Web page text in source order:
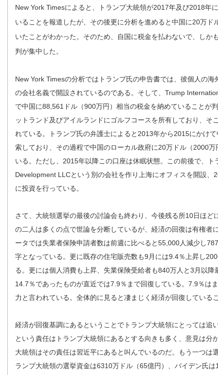
New York Timesによると、トランプ大統領が2017年及び2018年
いることを報道したが、その後更に分析を進めると中国に20万ド
いたことがわかった。そのため、自国に税金を払わないで、しか
判が集中した。
New York Timesの分析ではトランプ氏の申告書では、彼個人の
の会社名義で開設されているのである。そして、Trump
で中国に88,561ドル（900万円）相当の税金を納めていることが
ットランド及びアイルランドにゴルフコースを所有しており、そ
れている。トランプ氏の弁護士によると2013年から2015にかけ
索しており、その過程で中国のローカル政府に20万ドル（2000
いる。ただし、2015年以降この口座は休眠状態。この前後で、
Development LLCという別の会社を作り上海にオフィスを開設、
に投資を行っている。
さて、大統領選挙の最後の討論会も終わり、今後残る所10日ほど
の二人は多くの点で世論を分断しているが、経済の回復は有権者
ータでは失業者保険申請者数は前週に比べると55,000人減少し
字となっている。更に既存の住宅販売数も9月には9.4％上昇し
る。更には個人消費も上昇、失業保険受給者も840万人と3月以
14.7％であったものが直近では7.9％まで回復している。7.9％は
力と言われている。全体的に見ると凄まじく経済が回復している
経済が回復基調にあるということでトランプ大統領にとっては追
という責任はトランプ大統領にあるとする向きも多く、意見は分
大統領はその責任は習近平にあると叫んでいるのだ。もう一つは
ランプ大統領の選挙資金は6310万ドル（65億円）、バイデン氏